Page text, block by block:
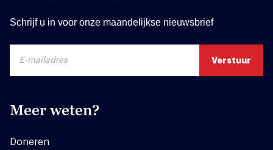
Schrijf u in voor onze maandelijkse nieuwsbrief
Meer weten?
Doneren